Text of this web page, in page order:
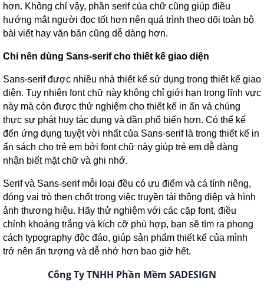
hơn. Không chỉ vậy, phần serif của chữ cũng giúp điều
hướng mắt người đọc tốt hơn nên quá trình theo dõi toàn bộ
bài viết hay văn bản cũng dễ dàng hơn.
Chỉ nên dùng Sans-serif cho thiết kế giao diện
Sans-serif được nhiều nhà thiết kế sử dụng trong thiết kế giao
diện. Tuy nhiên font chữ này không chỉ giới hạn trong lĩnh vực
này mà còn được thử nghiệm cho thiết kế in ấn và chúng
thực sự phát huy tác dụng và dần phổ biến hơn. Có thể kể
đến ứng dụng tuyệt vời nhất của Sans-serif là trong thiết kế in
ấn sách cho trẻ em bởi font chữ này giúp trẻ em dễ dàng
nhận biết mặt chữ và ghi nhớ.
Serif và Sans-serif mỗi loại đều có ưu điểm và cá tính riêng,
đóng vai trò then chốt trong việc truyền tải thông điệp và hình
ảnh thương hiệu. Hãy thử nghiệm với các cặp font, điều
chỉnh khoảng trắng và kích cỡ phù hợp, bạn sẽ tìm ra phong
cách typography độc đáo, giúp sản phẩm thiết kế của mình
trở nên ấn tượng và dễ nhớ hơn bao giờ hết.
Công Ty TNHH Phần Mềm SADESIGN